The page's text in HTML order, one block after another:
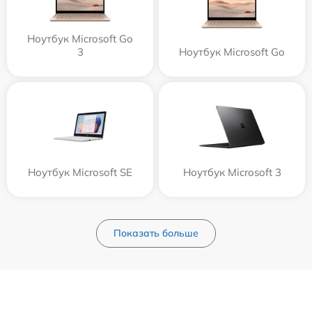
Ноутбук Microsoft Go
3
Ноутбук Microsoft Go
Ноутбук Microsoft SE Ноутбук Microsoft 3
Показать больше